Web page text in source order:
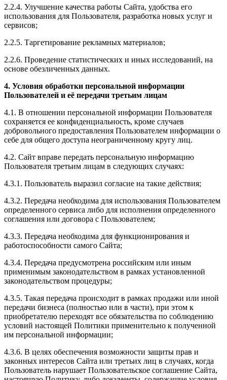
2.2.4. Улучшение качества работы Сайта, удобства его
использования для Пользователя, разработка новых услуг и
сервисов;
2.2.5. Таргетирование рекламных материалов;
2.2.6. Проведение статистических и иных исследований, на
основе обезличенных данных.
4. Условия обработки персональной информации
Пользователей и её передачи третьим лицам
4.1. В отношении персональной информации Пользователя
сохраняется ее конфиденциальность, кроме случаев
добровольного предоставления Пользователем информации о
себе для общего доступа неограниченному кругу лиц.
4.2. Сайт вправе передать персональную информацию
Пользователя третьим лицам в следующих случаях:
4.3.1. Пользователь выразил согласие на такие действия;
4.3.2. Передача необходима для использования Пользователем
определенного сервиса либо для исполнения определенного
соглашения или договора с Пользователем;
4.3.3. Передача необходима для функционирования и
работоспособности самого Сайта;
4.3.4. Передача предусмотрена российским или иным
применимым законодательством в рамках установленной
законодательством процедуры;
4.3.5. Такая передача происходит в рамках продажи или иной
передачи бизнеса (полностью или в части), при этом к
приобретателю переходят все обязательства по соблюдению
условий настоящей Политики применительно к полученной
им персональной информации;
4.3.6. В целях обеспечения возможности защиты прав и
законных интересов Сайта или третьих лиц в случаях, когда
Пользователь нарушает Пользовательское соглашение Сайта,